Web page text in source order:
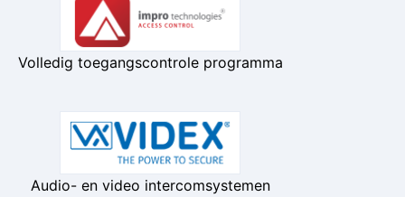
Volledig toegangscontrole programma
Audio- en video intercomsystemen